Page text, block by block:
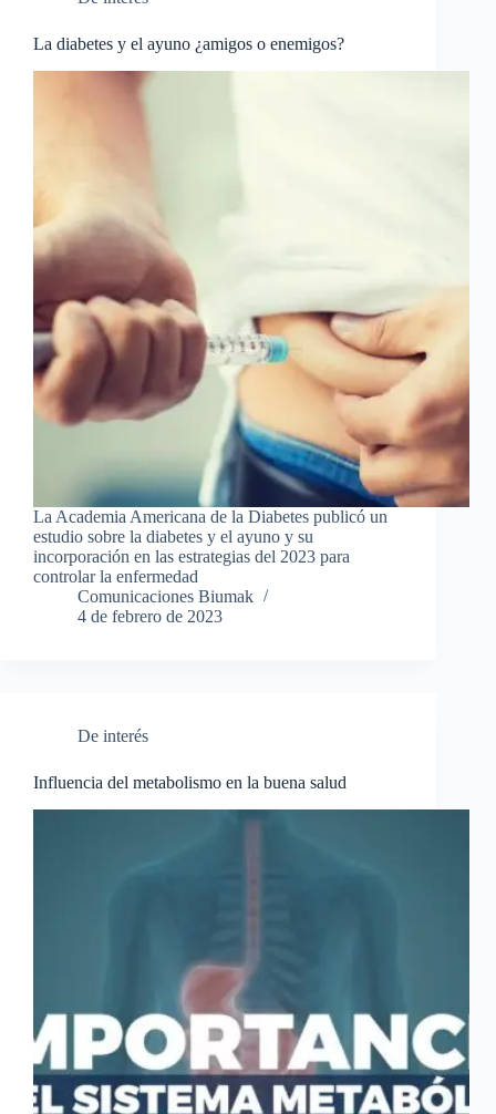
La diabetes y el ayuno ¿amigos o enemigos?
La Academia Americana de la Diabetes publicó un
estudio sobre la diabetes y el ayuno y su
incorporación en las estrategias del 2023 para
controlar la enfermedad
Comunicaciones Biumak
4 de febrero de 2023
De interés
Influencia del metabolismo en la buena salud